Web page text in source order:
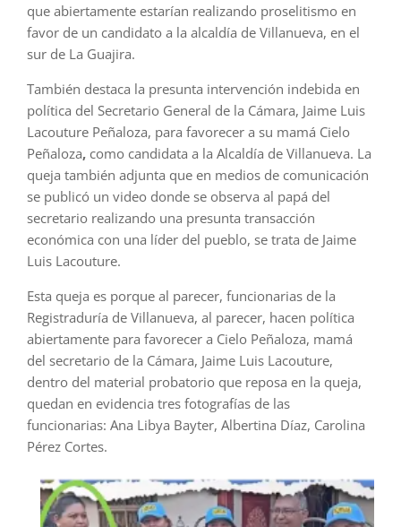
que abiertamente estarían realizando proselitismo en
favor de un candidato a la alcaldía de Villanueva, en el
sur de La Guajira.
También destaca la presunta intervención indebida en
política del Secretario General de la Cámara, Jaime Luis
Lacouture Peñaloza, para favorecer a su mamá Cielo
Peñaloza, como candidata a la Alcaldía de Villanueva. La
queja también adjunta que en medios de comunicación
se publicó un video donde se observa al papá del
secretario realizando una presunta transacción
económica con una líder del pueblo, se trata de Jaime
Luis Lacouture.
Esta queja es porque al parecer, funcionarias de la
Registraduría de Villanueva, al parecer, hacen política
abiertamente para favorecer a Cielo Peñaloza, mamá
del secretario de la Cámara, Jaime Luis Lacouture,
dentro del material probatorio que reposa en la queja,
quedan en evidencia tres fotografías de las
funcionarias: Ana Libya Bayter, Albertina Díaz, Carolina
Pérez Cortes.